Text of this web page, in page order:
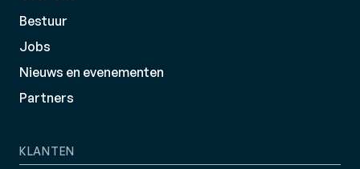
Bestuur
Jobs
Nieuws en evenementen
Partners
KLANTEN